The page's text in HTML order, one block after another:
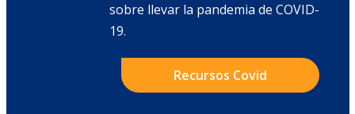
sobre llevar la pandemia de COVID-
19.
Recursos Covid